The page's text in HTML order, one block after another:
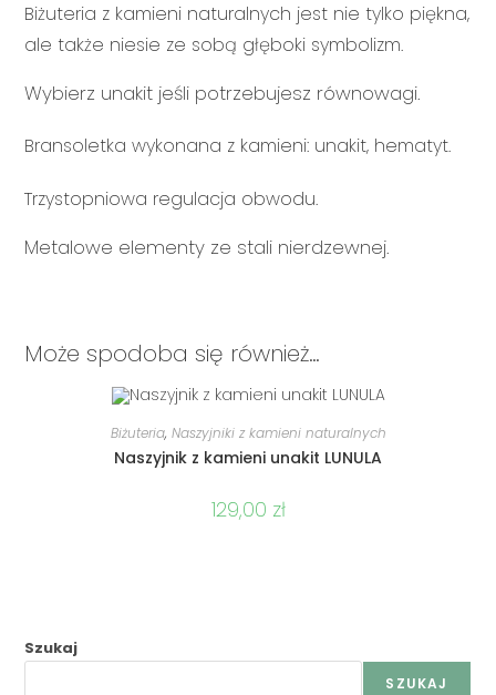
Biżuteria z kamieni naturalnych jest nie tylko piękna,
ale także niesie ze sobą głęboki symbolizm.
Wybierz unakit jeśli potrzebujesz równowagi.
Bransoletka wykonana z kamieni: unakit, hematyt.
Trzystopniowa regulacja obwodu.
Metalowe elementy ze stali nierdzewnej.
Może spodoba się również…
DODAJ DO KOSZYKA
Biżuteria, Naszyjniki z kamieni naturalnych
Naszyjnik z kamieni unakit LUNULA
129,00 zł
Szukaj
SZUKAJ